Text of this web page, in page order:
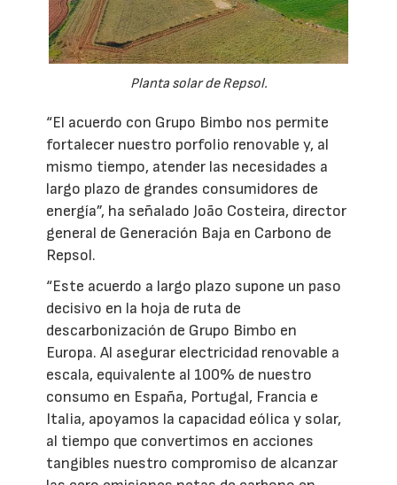
Planta solar de Repsol.
“El acuerdo con Grupo Bimbo nos permite
fortalecer nuestro porfolio renovable y, al
mismo tiempo, atender las necesidades a
largo plazo de grandes consumidores de
energía”, ha señalado João Costeira, director
general de Generación Baja en Carbono de
Repsol.
“Este acuerdo a largo plazo supone un paso
decisivo en la hoja de ruta de
descarbonización de Grupo Bimbo en
Europa. Al asegurar electricidad renovable a
escala, equivalente al 100% de nuestro
consumo en España, Portugal, Francia e
Italia, apoyamos la capacidad eólica y solar,
al tiempo que convertimos en acciones
tangibles nuestro compromiso de alcanzar